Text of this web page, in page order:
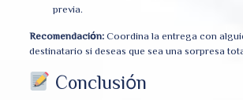
previa.
Recomendación:Coordina la entrega con
destinatario si deseas que sea una sorpresa
Conclusión